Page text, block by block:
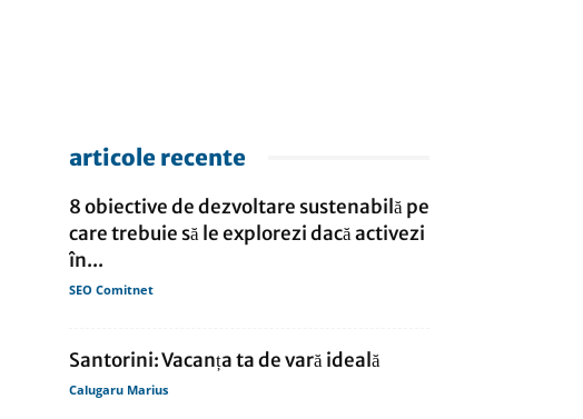
articole recente
8 obiective de dezvoltare sustenabilă pe
care trebuie să le explorezi dacă activezi
în...
SEO Comitnet
Santorini: Vacanța ta de vară ideală
Calugaru Marius